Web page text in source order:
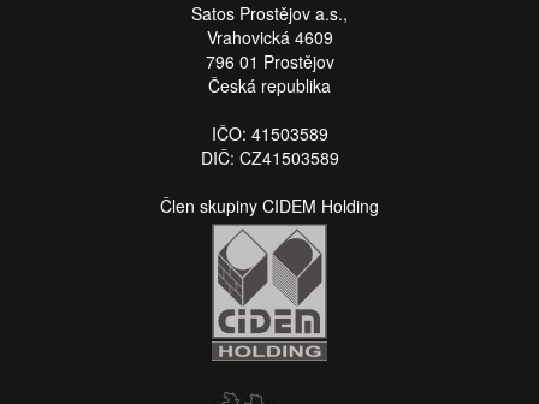
Satos Prostějov a.s.,
Vrahovická 4609
796 01 Prostějov
Česká republika
IČO: 41503589
DIČ: CZ41503589
Člen skupiny CIDEM Holding